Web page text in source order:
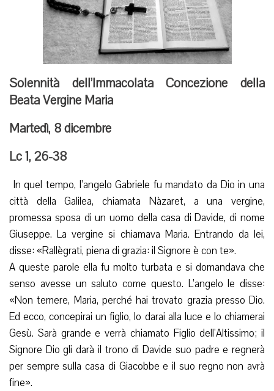
Solennità dell’Immacolata Concezione della
Beata Vergine Maria
Martedì, 8 dicembre
Lc 1, 26-38
In quel tempo, l’angelo Gabriele fu mandato da Dio in una
città della Galilea, chiamata Nàzaret, a una vergine,
promessa sposa di un uomo della casa di Davide, di nome
Giuseppe. La vergine si chiamava Maria. Entrando da lei,
disse: «Rallègrati, piena di grazia: il Signore è con te».
A queste parole ella fu molto turbata e si domandava che
senso avesse un saluto come questo. L’angelo le disse:
«Non temere, Maria, perché hai trovato grazia presso Dio.
Ed ecco, concepirai un figlio, lo darai alla luce e lo chiamerai
Gesù. Sarà grande e verrà chiamato Figlio dell’Altissimo; il
Signore Dio gli darà il trono di Davide suo padre e regnerà
per sempre sulla casa di Giacobbe e il suo regno non avrà
fine».